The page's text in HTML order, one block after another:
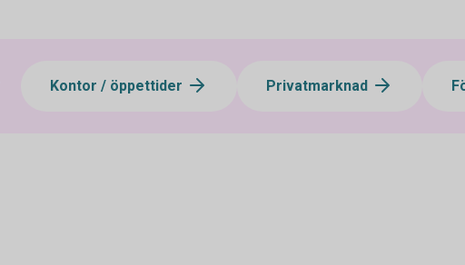
Kontor / öppettider Privatmarknad